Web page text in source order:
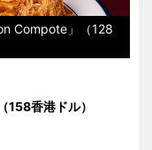
Compote」（128
158香港ドル）